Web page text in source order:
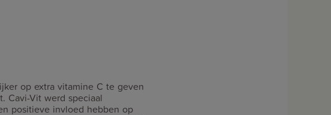
op extra vitamine C te geven
Cavi-Vit werd speciaal
positieve invloed hebben op